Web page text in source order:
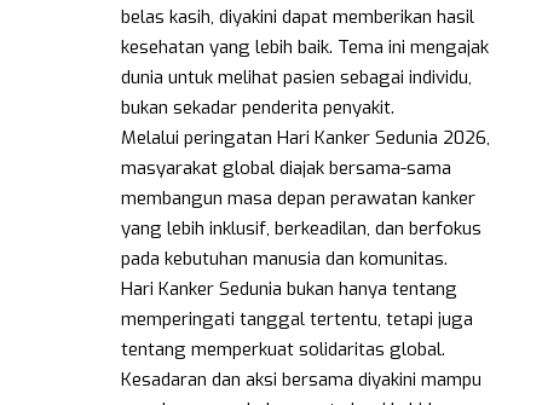
belas kasih, diyakini dapat memberikan hasil
kesehatan yang lebih baik. Tema ini mengajak
dunia untuk melihat pasien sebagai individu,
bukan sekadar penderita penyakit.
Melalui peringatan Hari Kanker Sedunia 2026,
masyarakat global diajak bersama-sama
membangun masa depan perawatan kanker
yang lebih inklusif, berkeadilan, dan berfokus
pada kebutuhan manusia dan komunitas.
Hari Kanker Sedunia bukan hanya tentang
memperingati tanggal tertentu, tetapi juga
tentang memperkuat solidaritas global.
Kesadaran dan aksi bersama diyakini mampu